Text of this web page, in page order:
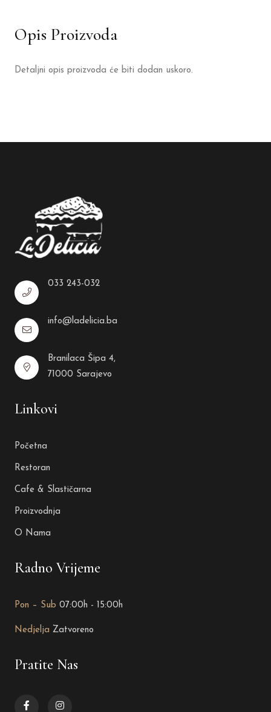
Opis Proizvoda
Detaljni opis proizvoda će biti dodan uskoro.
033 243-032
info@ladelicia.ba
Branilaca Šipa 4,
71000 Sarajevo
Linkovi
Početna
Restoran
Cafe & Slastičarna
Proizvodnja
O Nama
Radno Vrijeme
Pon – Sub 07:00h - 15:00h
Nedjelja Zatvoreno
Pratite Nas